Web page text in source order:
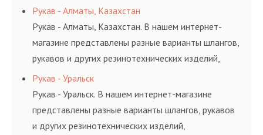
соответствующих ГОСТам, техническим условиям
и нормативам.
Рукав - Алматы, Казахстан
Рукав - Алматы, Казахстан. В нашем интернет-
магазине представлены разные варианты шлангов,
рукавов и других резинотехнических изделий,
соответствующих ГОСТам, техническим условиям
и нормативам.
Рукав - Уральск
Рукав - Уральск. В нашем интернет-магазине
представлены разные варианты шлангов, рукавов
и других резинотехнических изделий,